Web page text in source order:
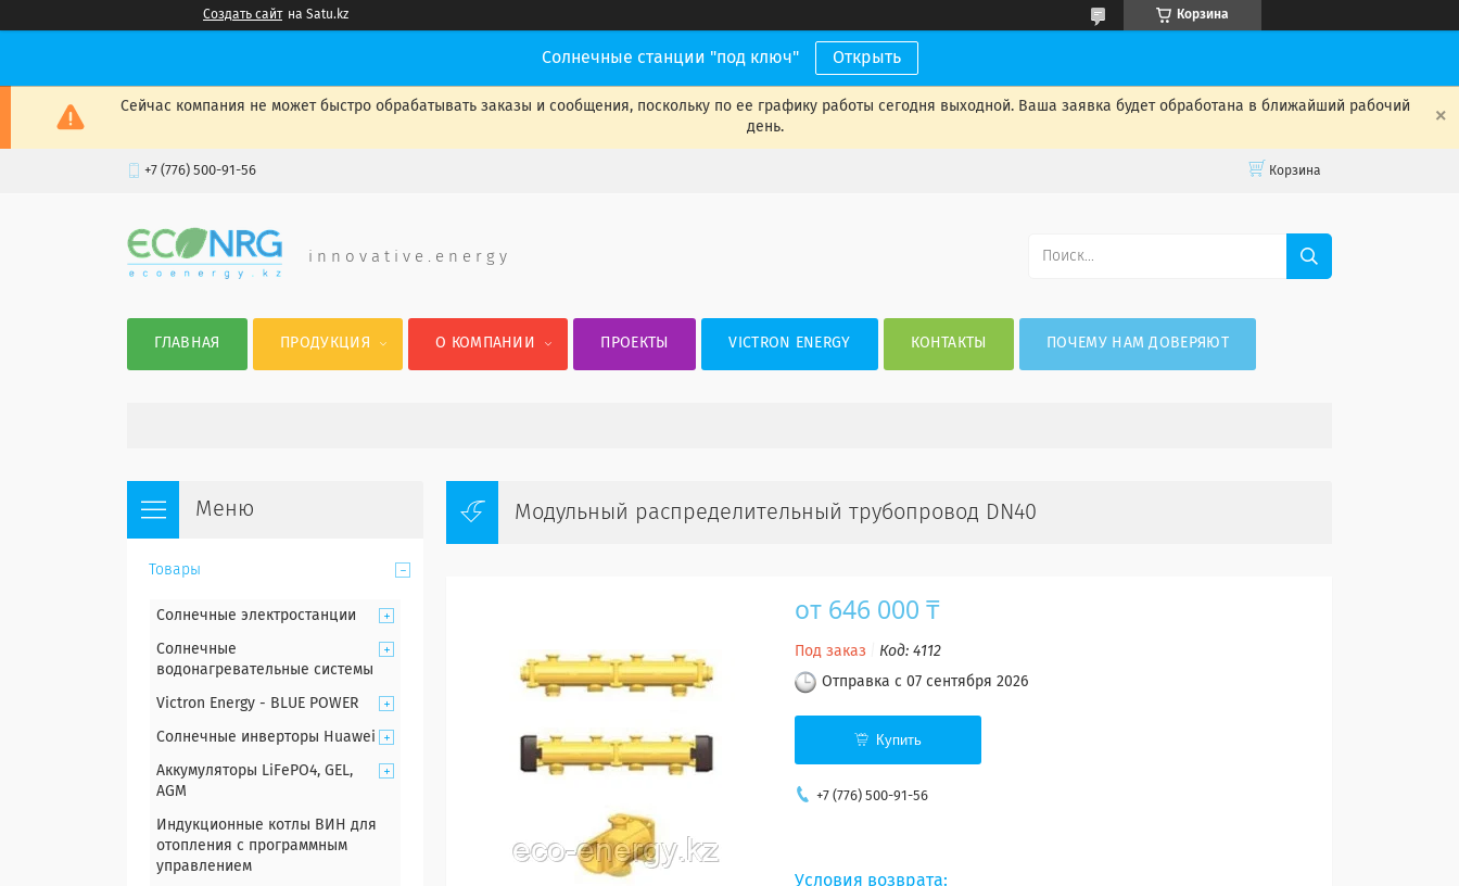
Создать сайт на Satu.kz Корзина
Солнечные станции "под ключ" Открыть
Сейчас компания не может быстро обрабатывать заказы и сообщения, поскольку по ее графику работы сегодня выходной. Ваша заявка будет обработана в ближайший рабочий
день.
+7 (776) 500-91-56 Корзина
i n n o v a t i v e . e n e r g y
ГЛАВНАЯ ПРОДУКЦИЯ О КОМПАНИИ ПРОЕКТЫ VICTRON ENERGY КОНТАКТЫ ПОЧЕМУ НАМ ДОВЕРЯЮТ
Модульный распределительный трубопровод DN40
от 646 000 ₸
Под заказ Код: 4112
Отправка с 07 сентября 2026
Купить
+7 (776) 500-91-56
Товары
Солнечные электростанции
Солнечные
водонагревательные системы
Victron Energy - BLUE POWER
Солнечные инверторы Huawei
Аккумуляторы LiFePO4, GEL,
AGM
Индукционные котлы ВИН для
отопления с программным
управлением